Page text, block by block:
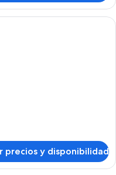
de hotel con una cama
precios y disponibilidad